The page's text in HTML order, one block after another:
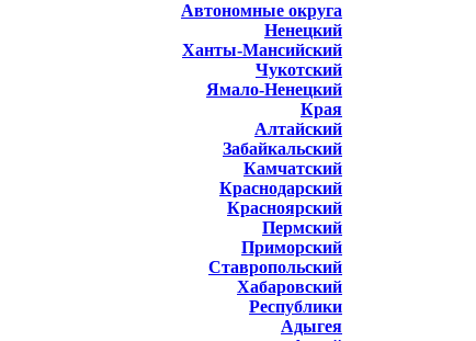
Автономные округа
Ненецкий
Ханты-Мансийский
Чукотский
Ямало-Ненецкий
Края
Алтайский
Забайкальский
Камчатский
Краснодарский
Красноярский
Пермский
Приморский
Ставропольский
Хабаровский
Республики
Адыгея